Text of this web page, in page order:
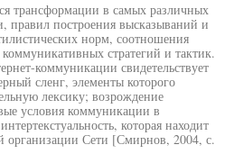
трансформации в самых различных
правил построения высказываний и
норм, соотношения
стратегий и тактик.
коммуникации свидетельствует
сленг, элементы которого
лексику; возрождение
условия коммуникации в
которая находит
организации Сети [Смирнов, 2004, с.